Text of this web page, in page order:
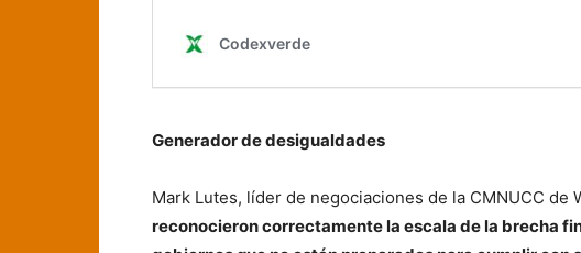
Generador de desigualdades
Mark Lutes, líder de negociaciones de la CMNUCC de
reconocieron correctamente la escala de la brecha